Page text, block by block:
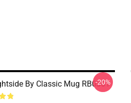
By Classic Mug RB0301
-20%